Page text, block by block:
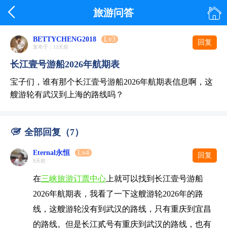
 旅游问答 
BETTYCHENG2018 Lv3
发布于：13天前
回复
长江壹号游船2026年航期表
宝子们，谁有那个长江壹号游船2026年航期表信息啊，这
艘游轮有武汉到上海的路线吗？
 全部回复（7）
Eternal永恒 Lv4
8天前
回复
在三峡旅游订票中心 上就可以找到长江壹号游船
2026年航期表，我看了一下这艘游轮2026年的路
线，这艘游轮没有到武汉的路线，只有重庆到宜昌
的路线。但是长江贰号有重庆到武汉的路线，也有